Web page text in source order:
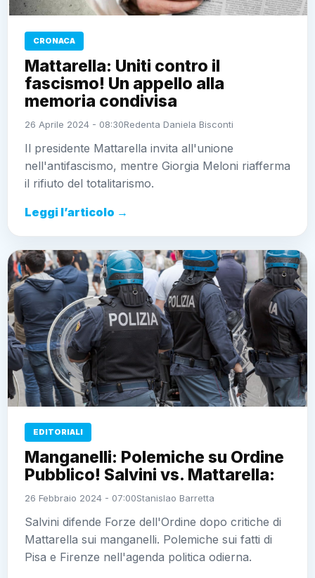
CRONACA
Mattarella: Uniti contro il
fascismo! Un appello alla
memoria condivisa
26 Aprile 2024 - 08:30Redenta Daniela Bisconti
Il presidente Mattarella invita all'unione
nell'antifascismo, mentre Giorgia Meloni riafferma
il rifiuto del totalitarismo.
Leggi l’articolo →
EDITORIALI
Manganelli: Polemiche su Ordine
Pubblico! Salvini vs. Mattarella:
26 Febbraio 2024 - 07:00Stanislao Barretta
Salvini difende Forze dell'Ordine dopo critiche di
Mattarella sui manganelli. Polemiche sui fatti di
Pisa e Firenze nell'agenda politica odierna.